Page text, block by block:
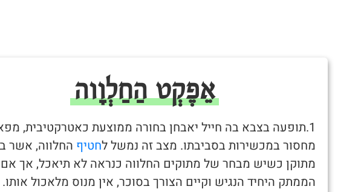
אֵפֶקְט הַחַלְוָוה
1.תופעה בצבא בה חייל יאבחן בחורה ממוצעת כאטרקטיבית,
מחסור במכשירות בסביבתו. מצב זה נמשל לחטיף החלווה, אשר
מתוקן כשיש מבחר של מתוקים החלווה כנראה לא תיאכל, אך אם
הממתק היחיד הנגיש וקיים הצורך בסוכר, אין מנוס מלאכול אותו.